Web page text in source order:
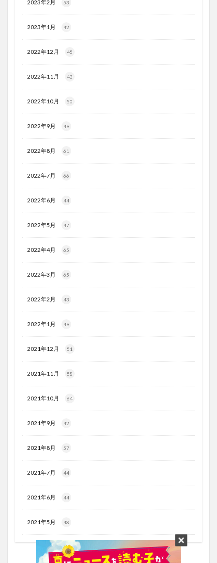
2023年2月 53
2023年1月 42
2022年12月 45
2022年11月 43
2022年10月 50
2022年9月 49
2022年8月 61
2022年7月 66
2022年6月 44
2022年5月 47
2022年4月 65
2022年3月 65
2022年2月 43
2022年1月 49
2021年12月 51
2021年11月 58
2021年10月 64
2021年9月 42
2021年8月 57
2021年7月 44
2021年6月 44
2021年5月 48